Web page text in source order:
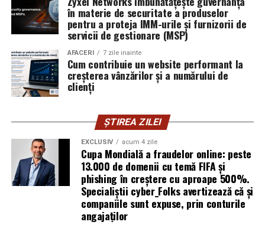
introducă parola pe o pagină clonată. În acel moment,
vigilența utilizatorului rămâne prima linie de apărare”,
explică Horațiu Șimon, Chief Technology Officer
cyber_Folks România.
Subiectul a fost semnalat și de FBI, care a inclus în
informările din ultima lună amenințările asociate
operațiuni de dezinformare.
Avertismentele publice s-au concentrat în principal
asupra fanilor și infrastructurii orașelor gazdă, însă
specialiștii atrag atenția că firmele pot fi afectate
inclusiv atunci când nu au nicio legătură directă cu
industria sportului, turismului sau vânzarea de bilete.
în materie de securitate a produselor
pentru a proteja IMM-urile și furnizorii de
servicii de gestionare (MSP)
AFACERI 7 zile inainte
Cum contribuie un website performant la
creșterea vânzărilor și a numărului de
clienți
ȘTIREA ZILEI
EXCLUSIV acum 4 zile
Cupa Mondială a fraudelor online: peste
13.000 de domenii cu temă FIFA și
phishing în creștere cu aproape 500%.
Specialiștii cyber_Folks avertizează că și
companiile sunt expuse, prin conturile
angajaților